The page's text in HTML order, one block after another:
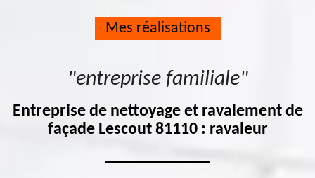
Mes réalisations
"entreprise familiale"
Entreprise de nettoyage et ravalement de
façade Lescout 81110 : ravaleur